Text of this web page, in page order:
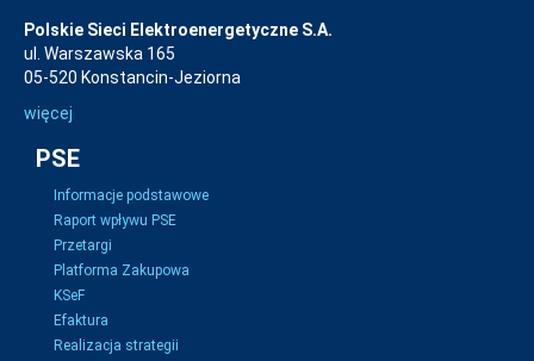
Polskie Sieci Elektroenergetyczne S.A.
ul. Warszawska 165
05-520 Konstancin-Jeziorna
więcej
PSE
Informacje podstawowe
Raport wpływu PSE
Przetargi
Platforma Zakupowa
KSeF
Efaktura
Realizacja strategii